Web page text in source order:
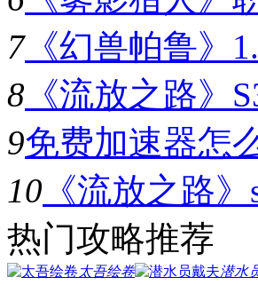
7《幻兽帕鲁》
8 《流放之路》
9免费加速器怎
10 《流放之路
热门攻略推荐
太吾绘卷 潜水